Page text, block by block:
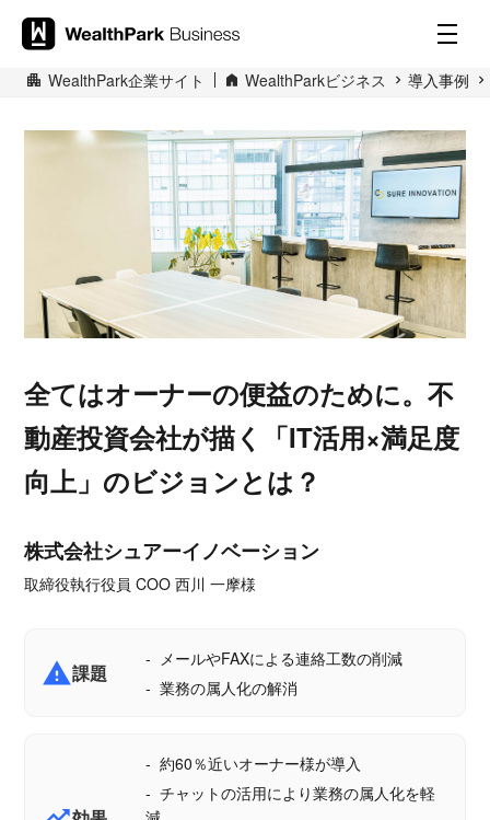
WealthPark企業サイト WealthParkビジネス 導入事例
全てはオーナーの便益のために。不
動産投資会社が描く「IT活用×満足度
向上」のビジョンとは？
株式会社シュアーイノベーション
取締役執行役員 COO 西川 一摩様
report_problem課題
メールやFAXによる連絡工数の削減
業務の属人化の解消
約60％近いオーナー様が導入
チャットの活用により業務の属人化を軽